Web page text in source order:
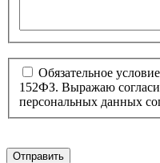
Обязательное
152ФЗ. Выражаю
персональных данных
Отправить